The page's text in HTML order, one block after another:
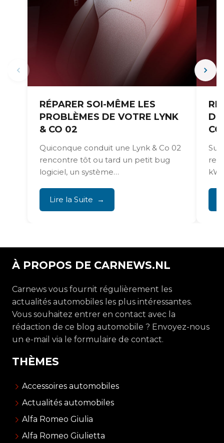
RÉPARER SOI-MÊME LES
PROBLÈMES DE VOTRE LYNK
& CO 02
Quiconque conduit une Lynk & Co 02
rencontre tôt ou tard un petit bug
logiciel, un système
Lire la Suite
Sur
kW
À PROPOS DE CARNEWS.NL
Carnews vous fournit régulièrement les
actualités automobiles les plus intéressantes.
Vous souhaitez entrer en contact avec la
rédaction de ce blog automobile ? Envoyez-nous
un e-mail via le formulaire de contact.
THÈMES
Accessoires automobiles
Actualités automobiles
Alfa Romeo Giulia
Alfa Romeo Giulietta